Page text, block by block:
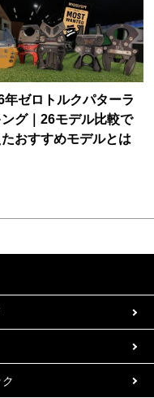
年ゼロトルクパターラ
ング｜26モデル比較で
たおすすめモデルとは